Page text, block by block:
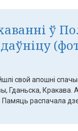
ў
свой апошні
Гданьска, Кракава.
распачала